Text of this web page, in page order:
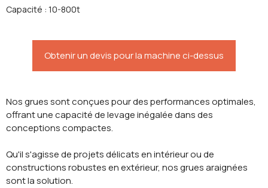
Capacité : 10-800t
Obtenir un devis pour la machine ci-dessus
Nos grues sont conçues pour des performances optimales,
offrant une capacité de levage inégalée dans des
conceptions compactes.
Qu'il s'agisse de projets délicats en intérieur ou de
constructions robustes en extérieur, nos grues araignées
sont la solution.